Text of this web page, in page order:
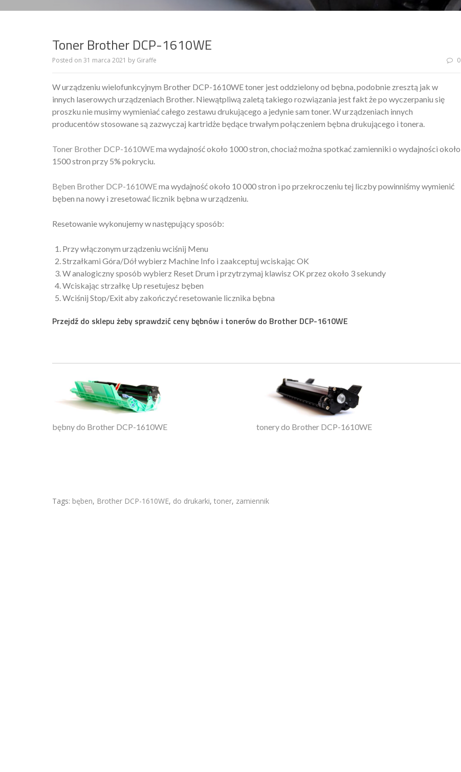
Toner Brother DCP-1610WE
Posted on 31 marca 2021 by Giraffe 0
W urządzeniu wielofunkcyjnym Brother DCP-1610WE toner jest oddzielony od bębna, podobnie zresztą jak w
innych laserowych urządzeniach Brother. Niewątpliwą zaletą takiego rozwiązania jest fakt że po wyczerpaniu się
proszku nie musimy wymieniać całego zestawu drukującego a jedynie sam toner. W urządzeniach innych
producentów stosowane są zazwyczaj kartridże będące trwałym połączeniem bębna drukującego i tonera.
Toner Brother DCP-1610WEma wydajność około 1000 stron, chociaż można spotkać zamienniki o wydajności około
1500 stron przy 5% pokryciu.
Bęben Brother DCP-1610WEma wydajność około 10 000 stron i po przekroczeniu tej liczby powinniśmy wymienić
bęben na nowy i zresetować licznik bębna w urządzeniu.
Resetowanie wykonujemy w następujący sposób:
Przy włączonym urządzeniu wciśnij Menu
Strzałkami Góra/Dół wybierz Machine Info i zaakceptuj wciskając OK
W analogiczny sposób wybierz Reset Drum i przytrzymaj klawisz OK przez około 3 sekundy
Wciskając strzałkę Up resetujesz bęben
Wciśnij Stop/Exit aby zakończyć resetowanie licznika bębna
Przejdź do sklepu żeby sprawdzić ceny bębnów i tonerów do Brother DCP-1610WE
bębny do Brother DCP-1610WE tonery do Brother DCP-1610WE
Tags: bęben, Brother DCP-1610WE, do drukarki, toner, zamiennik